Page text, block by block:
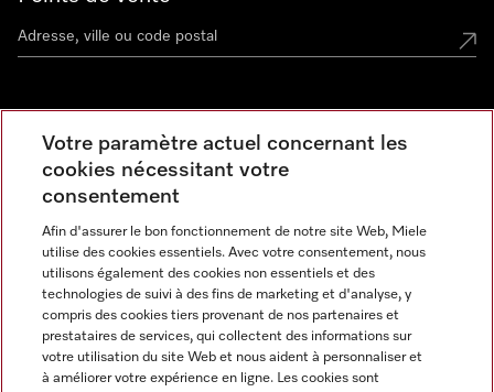
Découvrez la boutique Miele proche de chez vous
Newsletter
Votre paramètre actuel concernant les
cookies nécessitant votre
consentement
Afin d'assurer le bon fonctionnement de notre site Web, Miele
utilise des cookies essentiels. Avec votre consentement, nous
utilisons également des cookies non essentiels et des
technologies de suivi à des fins de marketing et d'analyse, y
compris des cookies tiers provenant de nos partenaires et
prestataires de services, qui collectent des informations sur
votre utilisation du site Web et nous aident à personnaliser et
à améliorer votre expérience en ligne. Les cookies sont